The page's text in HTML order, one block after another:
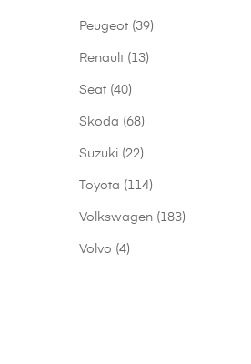
Peugeot (39)
Renault (13)
Seat (40)
Skoda (68)
Suzuki (22)
Toyota (114)
Volkswagen (183)
Volvo (4)